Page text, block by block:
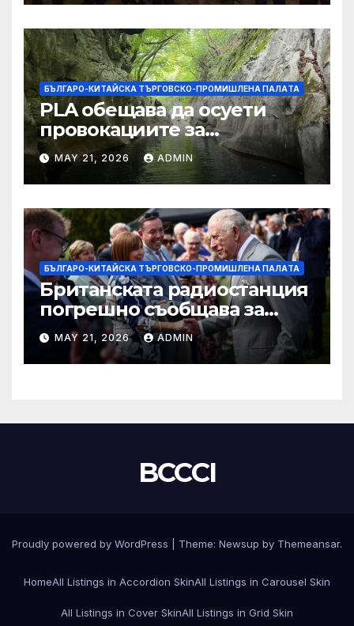
БЪЛГАРО-КИТАЙСКА ТЪРГОВСКО-ПРОМИШЛЕНА ПАЛAТА
PLA обещава да осуети
провокациите за
„независимост на Тайван“.
MAY 21, 2026 ADMIN
БЪЛГАРО-КИТАЙСКА ТЪРГОВСКО-ПРОМИШЛЕНА ПАЛAТА
Британската радиостанция
погрешно съобщава за
смъртта на крал Чарлз
MAY 21, 2026 ADMIN
BCCCI
Proudly powered by WordPress Theme: Newsup by Themeansar.
HomeAll Listings in Accordion SkinAll Listings in Carousel Skin
All Listings in Cover SkinAll Listings in Grid Skin